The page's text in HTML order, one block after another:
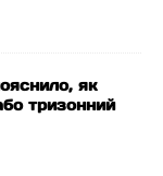
як
тризонний